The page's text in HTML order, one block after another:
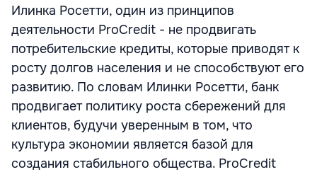
Илинка Росетти, один из принципов
деятельности ProCredit - не продвигать
потребительские кредиты, которые приводят к
росту долгов населения и не способствуют его
развитию. По словам Илинки Росетти, банк
продвигает политику роста сбережений для
клиентов, будучи уверенным в том, что
культура экономии является базой для
создания стабильного общества. ProCredit